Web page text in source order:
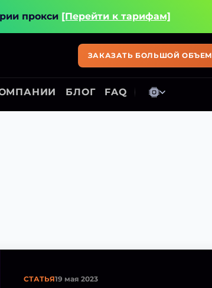
прокси [Перейти к тарифам]
БЛОГ FAQ
ЗАКАЗАТЬ БОЛЬШОЙ ОБЪЕМ
СТАТЬЯ19 мая 2023